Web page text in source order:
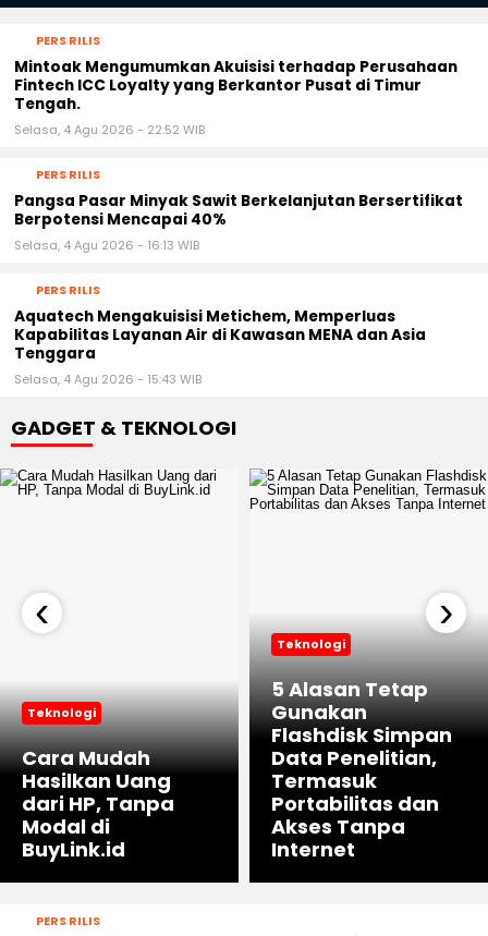
PERS RILIS
Mintoak Mengumumkan Akuisisi terhadap Perusahaan
Fintech ICC Loyalty yang Berkantor Pusat di Timur
Tengah.
Selasa, 4 Agu 2026 - 22:52 WIB
PERS RILIS
Pangsa Pasar Minyak Sawit Berkelanjutan Bersertifikat
Berpotensi Mencapai 40%
Selasa, 4 Agu 2026 - 16:13 WIB
PERS RILIS
Aquatech Mengakuisisi Metichem, Memperluas
Kapabilitas Layanan Air di Kawasan MENA dan Asia
Tenggara
Selasa, 4 Agu 2026 - 15:43 WIB
GADGET & TEKNOLOGI
Teknologi
Cara Mudah
Hasilkan Uang
dari HP, Tanpa
Modal di
BuyLink.id
Teknologi
5 Alasan Tetap
Gunakan
Flashdisk Simpan
Data Penelitian,
Termasuk
Portabilitas dan
Akses Tanpa
Internet
‹ ›
PERS RILIS